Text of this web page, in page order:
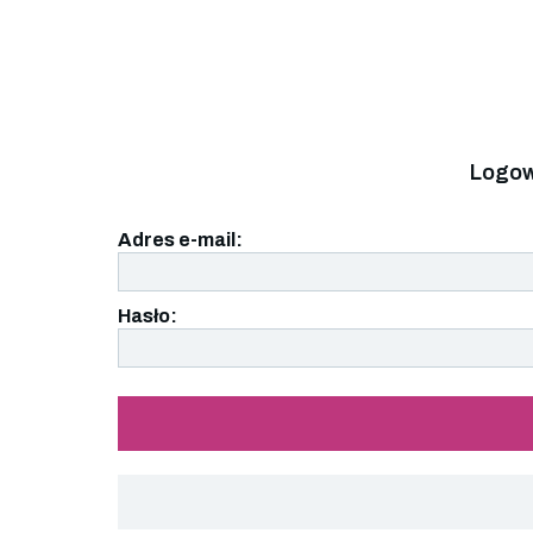
Adres e-mail:
Hasło: